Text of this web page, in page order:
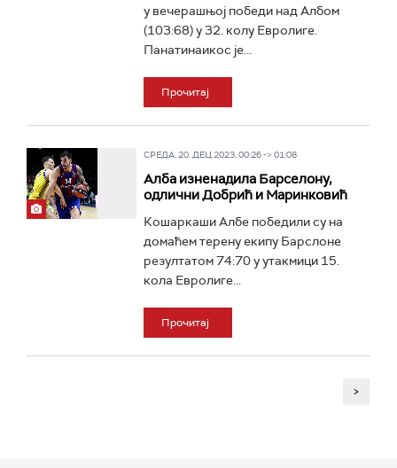
у вечерашњој победи над Албом
(103:68) у 32. колу Евролиге.
Панатинаикос је...
Прочитај
СРЕДА, 20. ДЕЦ 2023, 00:26 -> 01:08
Алба изненадила Барселону,
одлични Добрић и Маринковић
Кошаркаши Албе победили су на
домаћем терену екипу Барслоне
резултатом 74:70 у утакмици 15.
кола Евролиге...
Прочитај
>